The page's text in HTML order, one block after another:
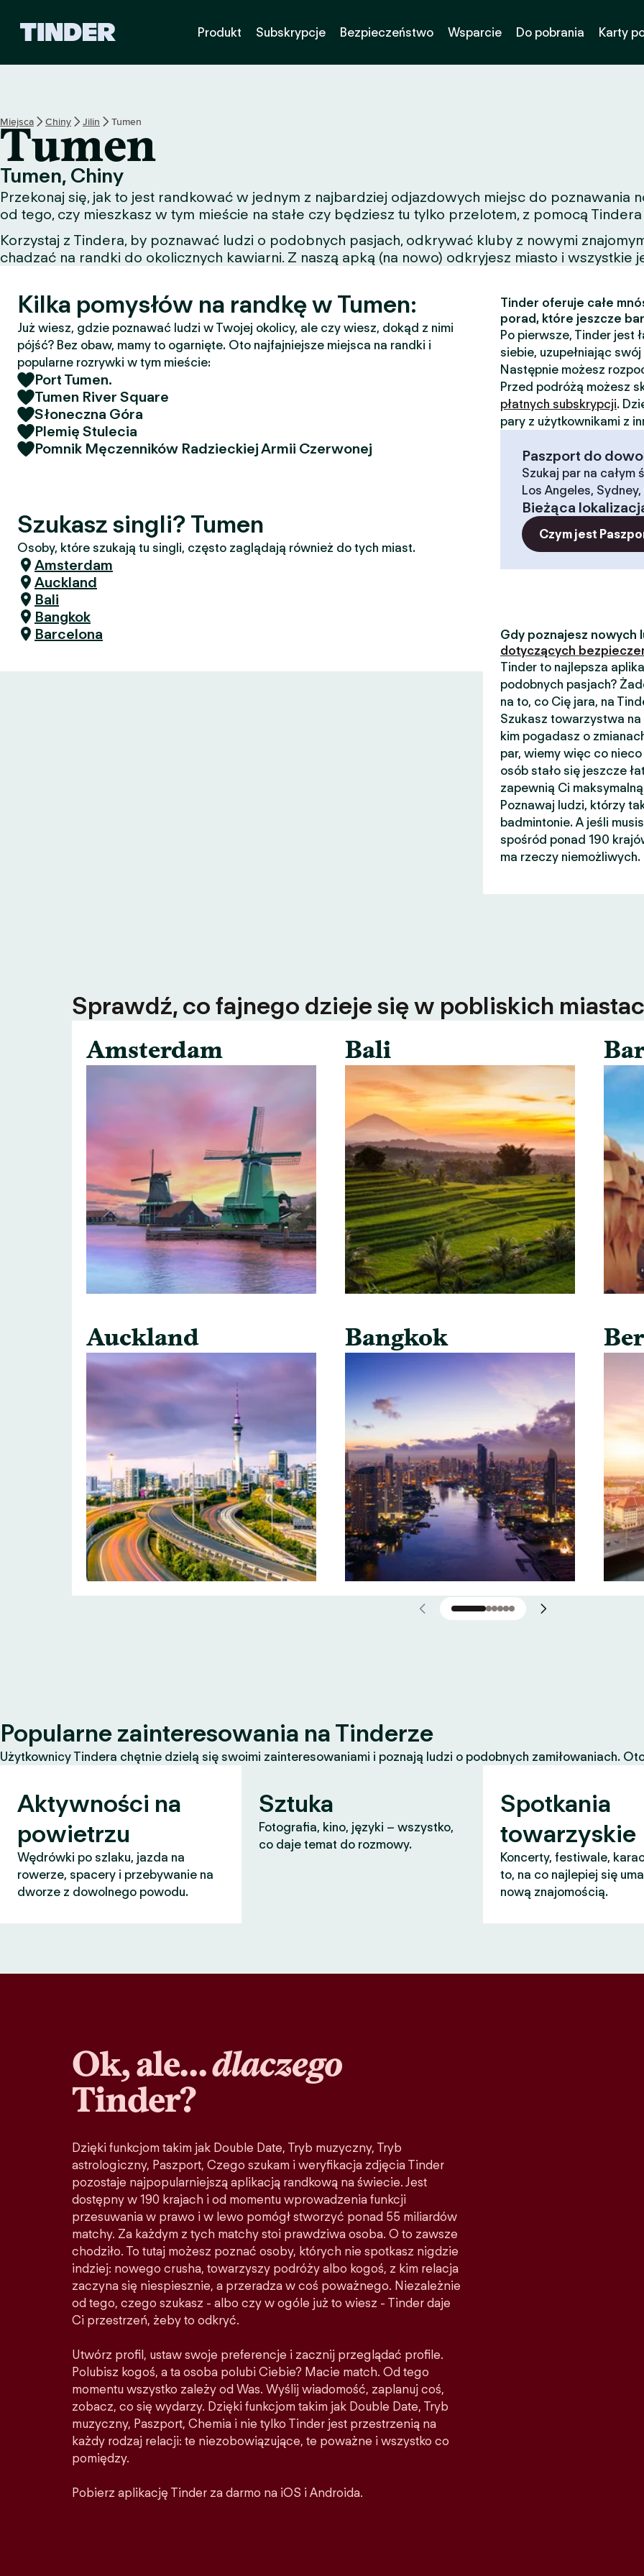
S
t
r
o
n
a
g
ó
w
Produkt Subskrypcje Bezpieczeństwo Wsparcie Do pobrania Karty
Miejsca Chiny Jilin Tumen
Tumen
Tumen, Chiny
Przekonaj się, jak to jest randkować w jednym z najbardziej odjazdowych miejsc do poznawania
od tego, czy mieszkasz w tym mieście na stałe czy będziesz tu tylko przelotem, z pomocą
Korzystaj z Tindera, by poznawać ludzi o podobnych pasjach, odkrywać kluby z nowymi
chadzać na randki do okolicznych kawiarni. Z naszą apką (na nowo) odkryjesz miasto i wszystkie
Kilka pomysłów na randkę w Tumen:
Już wiesz, gdzie poznawać ludzi w Twojej okolicy, ale czy wiesz, dokąd z nimi
pójść? Bez obaw, mamy to ogarnięte. Oto najfajniejsze miejsca na randki i
popularne rozrywki w tym mieście:
Port Tumen.
Tumen River Square
Słoneczna Góra
Plemię Stulecia
Pomnik Męczenników Radzieckiej Armii Czerwonej
Szukasz singli? Tumen
Osoby, które szukają tu singli, często zaglądają również do tych miast.
Amsterdam
Auckland
Bali
Bangkok
Barcelona
Tinder oferuje całe
porad, które jeszcze
Po pierwsze, Tinder jest
siebie, uzupełniając
Następnie możesz
Przed podróżą możesz
płatnych subskrypcji.
pary z użytkownikami z
Paszport do
Szukaj par na całym
Los Angeles,
Bieżąca
Czym jest
Gdy poznajesz nowych
dotyczących
Tinder to najlepsza
podobnych pasjach?
na to, co Cię jara, na
Szukasz towarzystwa
kim pogadasz o
par, wiemy więc co
osób stało się jeszcze
zapewnią Ci
Poznawaj ludzi, którzy
badmintonie. A jeśli
spośród ponad 190
ma rzeczy niemożliwych.
Sprawdź, co fajnego dzieje się w pobliskich
Amsterdam
Auckland
Bali
Bangkok
Popularne zainteresowania na Tinderze
Użytkownicy Tindera chętnie dzielą się swoimi zainteresowaniami i poznają ludzi o podobnych zamiłowaniach.
Aktywności na
powietrzu
Wędrówki po szlaku, jazda na
rowerze, spacery i przebywanie na
dworze z dowolnego powodu.
Sztuka
Fotografia, kino, języki – wszystko,
co daje temat do rozmowy.
Spotkania
towarzyskie
Koncerty, festiwale,
to, na co najlepiej się
nową znajomością.
Ok, ale…dlaczego
Tinder?
Dzięki funkcjom takim jak Double Date, Tryb muzyczny, Tryb
astrologiczny, Paszport, Czego szukam i weryfikacja zdjęcia Tinder
pozostaje najpopularniejszą aplikacją randkową na świecie. Jest
dostępny w 190 krajach i od momentu wprowadzenia funkcji
przesuwania w prawo i w lewo pomógł stworzyć ponad 55 miliardów
matchy. Za każdym z tych matchy stoi prawdziwa osoba. O to zawsze
chodziło. To tutaj możesz poznać osoby, których nie spotkasz nigdzie
indziej: nowego crusha, towarzyszy podróży albo kogoś, z kim relacja
zaczyna się niespiesznie, a przeradza w coś poważnego. Niezależnie
od tego, czego szukasz - albo czy w ogóle już to wiesz - Tinder daje
Ci przestrzeń, żeby to odkryć.
Utwórz profil, ustaw swoje preferencje i zacznij przeglądać profile.
Polubisz kogoś, a ta osoba polubi Ciebie? Macie match. Od tego
momentu wszystko zależy od Was. Wyślij wiadomość, zaplanuj coś,
zobacz, co się wydarzy. Dzięki funkcjom takim jak Double Date, Tryb
muzyczny, Paszport, Chemia i nie tylko Tinder jest przestrzenią na
każdy rodzaj relacji: te niezobowiązujące, te poważne i wszystko co
pomiędzy.
Pobierz aplikację Tinder za darmo na iOS i Androida.